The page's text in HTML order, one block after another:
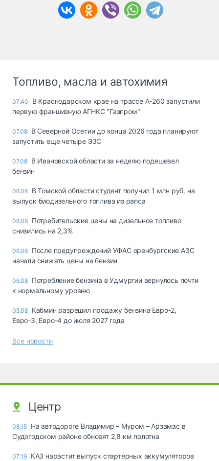
Топливо, масла и автохимия
07:40
В Краснодарском крае на трассе А-260 запустили
первую франшизную АГНКС "Газпром"
07.08 В Северной Осетии до конца 2026 года планируют
запустить еще четыре ЭЗС
07.08 В Ивановской области за неделю подешевел
бензин
06.08 В Томской области студент получил 1 млн руб. на
выпуск биодизельного топлива из рапса
06.08 Потребительские цены на дизельное топливо
снизились на 2,3%
06.08 После предупреждений УФАС оренбургские АЗС
начали снижать цены на бензин
06.08 Потребление бензина в Удмуртии вернулось почти
к нормальному уровню
05.08 Кабмин разрешил продажу бензина Евро-2,
Евро-3, Евро-4 до июля 2027 года
Все новости
Центр
08:15 На автодороге Владимир – Муром – Арзамас в
Судогодском районе обновят 2,8 км полотна
07:19 КАЗ нарастит выпуск стартерных аккумуляторов